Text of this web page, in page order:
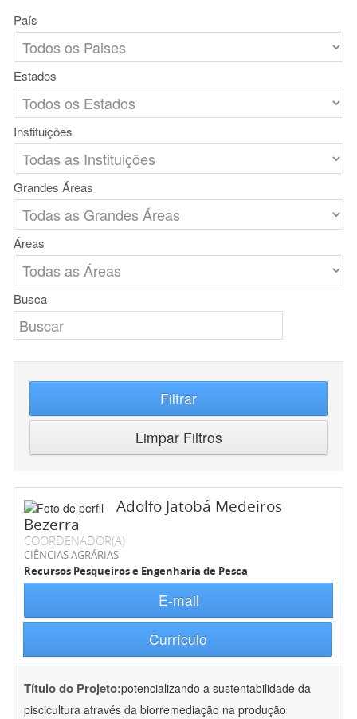
País
Estados
Instituições
Grandes Áreas
Áreas
Busca
Filtrar
Limpar Filtros
Adolfo Jatobá Medeiros
Bezerra
COORDENADOR(A)
CIÊNCIAS AGRÁRIAS
Recursos Pesqueiros e Engenharia de Pesca
E-mail
Currículo
Título do Projeto:potencializando a sustentabilidade da
piscicultura através da biorremediação na produção